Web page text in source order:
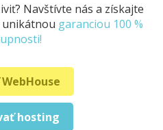
Navštívte nás a získajte
garanciou 100 %
hosting